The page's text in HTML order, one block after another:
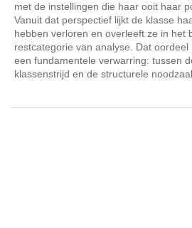
met de instellingen die haar ooit haar
Vanuit dat perspectief lijkt de klasse
hebben verloren en overleeft ze in het
restcategorie van analyse. Dat
een fundamentele verwarring: tussen
klassenstrijd en de structurele